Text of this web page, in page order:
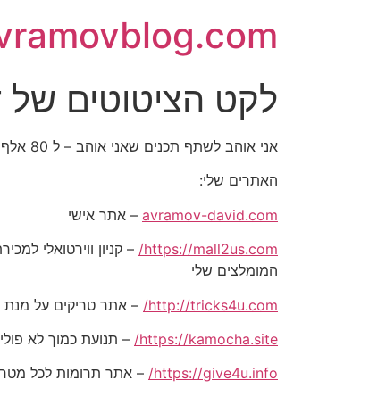
לקט הציטוטים של דוד
אני אוהב לשתף תכנים שאני אוהב – ל 80 אלף גולשים בכל הרשתות החברתיות
האתרים שלי:
avramov-david.com – אתר אישי
https://mall2us.com/
המומלצים שלי
http://tricks4u.com/ – אתר טריקים על מנת
https://kamocha.site/ – תנועת כמוך לא
https://give4u.info/ – אתר תרומות לכל